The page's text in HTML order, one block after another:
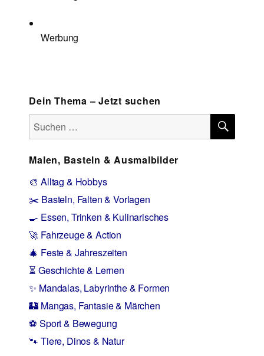
Werbung
Dein Thema – Jetzt suchen
Suchen
nach:
Malen, Basteln & Ausmalbilder
🎨 Alltag & Hobbys
✂️ Basteln, Falten & Vorlagen
🍳 Essen, Trinken & Kulinarisches
🚀 Fahrzeuge & Action
🎄 Feste & Jahreszeiten
⏳ Geschichte & Lernen
✨ Mandalas, Labyrinthe & Formen
🏰 Mangas, Fantasie & Märchen
⚽ Sport & Bewegung
🐾 Tiere, Dinos & Natur